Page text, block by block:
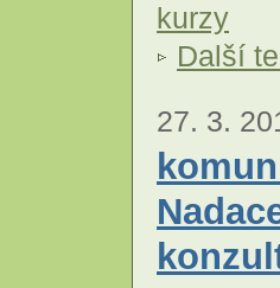
kurzy
Další
27. 3.